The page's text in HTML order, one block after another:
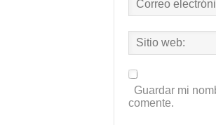
Guardar mi
comente.